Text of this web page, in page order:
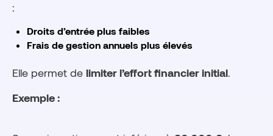
:
Droits d’entrée plus faibles
Frais de gestion annuels plus élevés
Elle permet de limiter l’effort financier initial.
Exemple :